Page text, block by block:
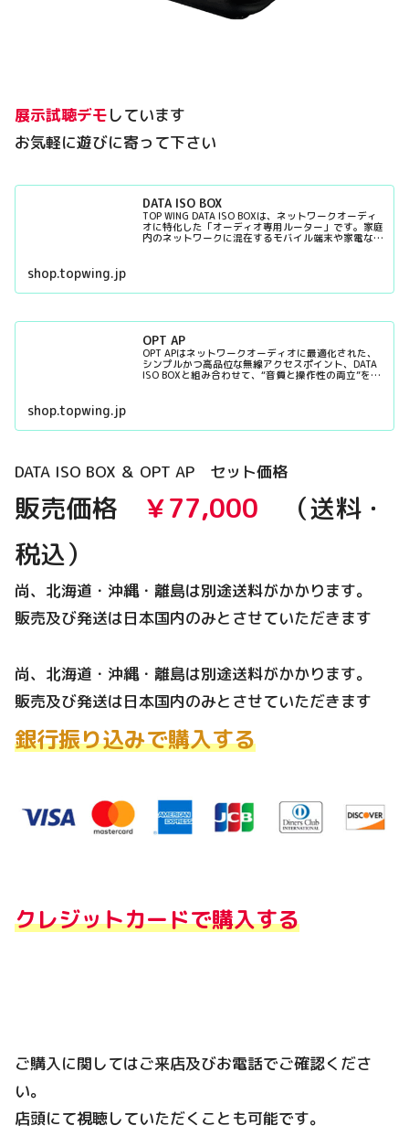
展示試聴デモしています
お気軽に遊びに寄って下さい
DATA ISO BOX
TOP WING DATA ISO BOXは、ネットワークオーディ
オに特化した「オーディオ専用ルーター」です。家庭
内のネットワークに混在するモバイル端末や家電など
shop.topwing.jp
OPT AP
OPT APはネットワークオーディオに最適化された、
シンプルかつ高品位な無線アクセスポイント、DATA
ISO BOXと組み合わせて、“音質と操作性の両立”を実
shop.topwing.jp
DATA ISO BOX ＆ OPT AP セット価格
販売価格 ￥77,000 （送料・
税込）
尚、北海道・沖縄・離島は別途送料がかかります。
販売及び発送は日本国内のみとさせていただきます
尚、北海道・沖縄・離島は別途送料がかかります。
販売及び発送は日本国内のみとさせていただきます
銀行振り込みで購入する
クレジットカードで購入する
ご購入に関してはご来店及びお電話でご確認くださ
い。
店頭にて視聴していただくことも可能です。